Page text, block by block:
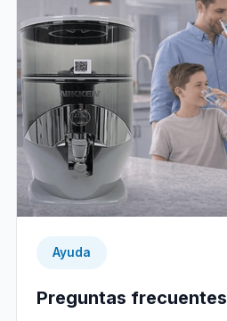
Ayuda
Preguntas frecuentes